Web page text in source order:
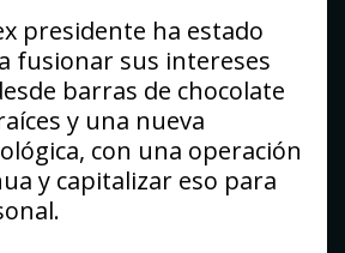
presidente ha estado
fusionar sus intereses
barras de chocolate
y una nueva
con una operación
y capitalizar eso para